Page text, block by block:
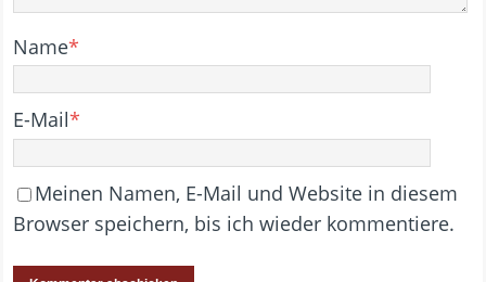
Name*
E-Mail*
Meinen Namen, E-Mail und Website in diesem
Browser speichern, bis ich wieder kommentiere.